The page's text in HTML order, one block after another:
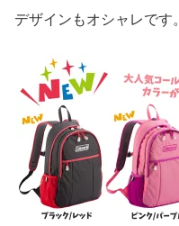
デザインもオシャレです。